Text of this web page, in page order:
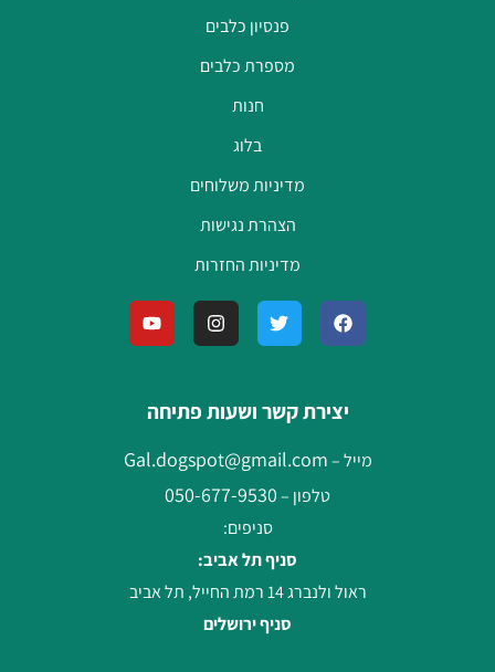
פנסיון כלבים
מספרת כלבים
חנות
בלוג
מדיניות משלוחים
הצהרת נגישות
מדיניות החזרות
יצירת קשר ושעות פתיחה
מייל –Gal.dogspot@gmail.com
טלפון –050-677-9530
סניפים:
סניף תל אביב:
ראול ולנברג 14 רמת החייל, תל אביב
סניף ירושלים